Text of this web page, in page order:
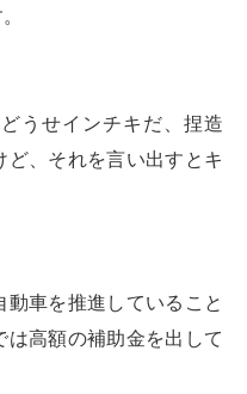
うせインチキだ、捏造
、それを言い出すとキ
車を推進していること
高額の補助金を出して